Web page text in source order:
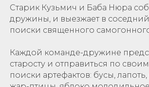
Старик Кузьмич и Баба Нюра
дружины, и выезжает в соседний
поиски священного
Каждой команде-дружине
старосту и отправиться по
поиски артефактов: бусы,